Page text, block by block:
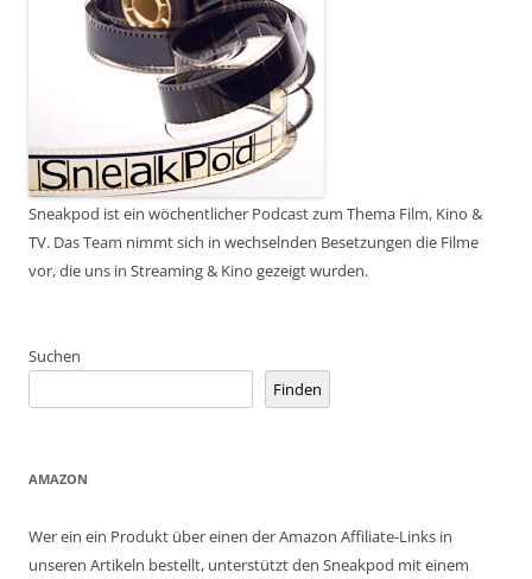
Sneakpod ist ein wöchentlicher Podcast zum Thema Film, Kino &
TV. Das Team nimmt sich in wechselnden Besetzungen die Filme
vor, die uns in Streaming & Kino gezeigt wurden.
Suchen
Finden
AMAZON
Wer ein ein Produkt über einen der Amazon Affiliate-Links in
unseren Artikeln bestellt, unterstützt den Sneakpod mit einem